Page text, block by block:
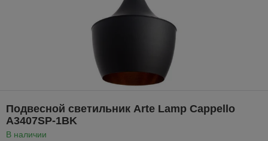
Подвесной светильник Arte Lamp Cappello
A3407SP-1BK
В наличии